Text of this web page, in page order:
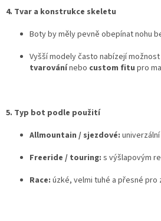
4. Tvar a konstrukce skeletu
Boty by měly pevně obepínat nohu
Vyšší modely často nabízejí možnost
tvarovánínebo custom fitu pro
5. Typ bot podle použití
Allmountain / sjezdové:
Freeride / touring: s výšlapovým
Race: úzké, velmi tuhé a přesné pro